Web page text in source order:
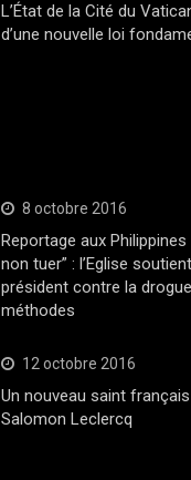
L’État de la Cité du
d’une nouvelle loi
8 octobre 2016
Reportage aux Philippines
non tuer” : l’Eglise
président contre la
méthodes
12 octobre 2016
Un nouveau saint
Salomon Leclercq